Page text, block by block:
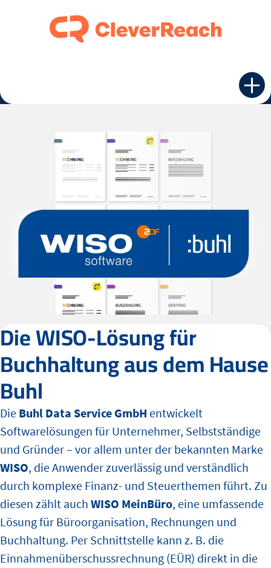
Die WISO-Lösung für
Buchhaltung aus dem Hause
Buhl
Die Buhl Data Service GmbH entwickelt
Softwarelösungen für Unternehmer, Selbstständige
und Gründer – vor allem unter der bekannten Marke
WISO, die Anwender zuverlässig und verständlich
durch komplexe Finanz- und Steuerthemen führt. Zu
diesen zählt auch WISO MeinBüro, eine umfassende
Lösung für Büroorganisation, Rechnungen und
Buchhaltung. Per Schnittstelle kann z. B. die
Einnahmenüberschussrechnung (EÜR) direkt in die